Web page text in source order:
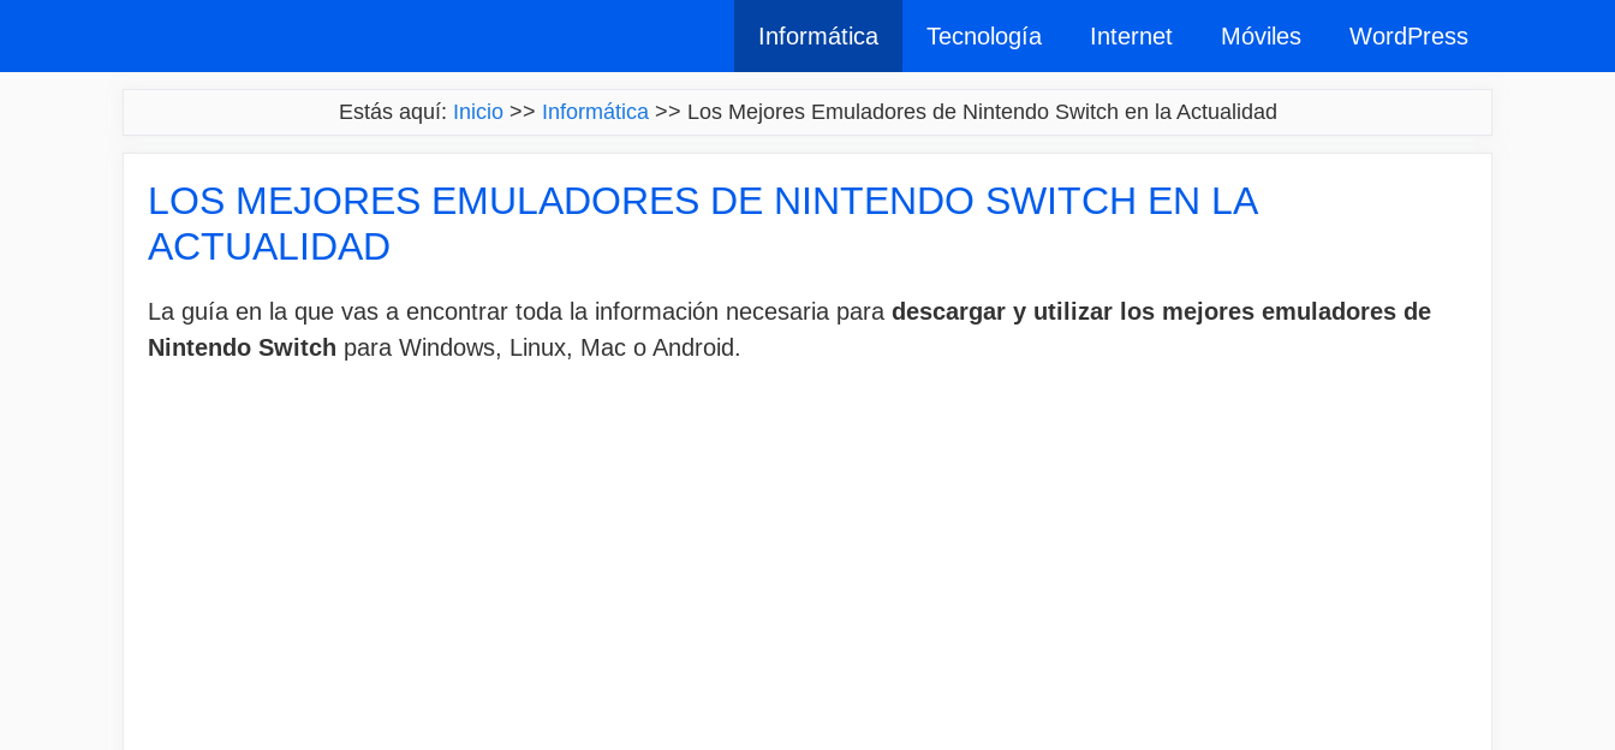
Informática Tecnología Internet Móviles WordPress
Estás aquí: Inicio>> Informática>> Los Mejores Emuladores de Nintendo Switch en la Actualidad
LOS MEJORES EMULADORES DE NINTENDO SWITCH EN LA
ACTUALIDAD
La guía en la que vas a encontrar toda la información necesaria para descargar y utilizar los mejores emuladores de
Nintendo Switch para Windows, Linux, Mac o Android.